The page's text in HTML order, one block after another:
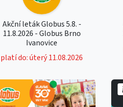
Akční leták Globus 5.8. -
11.8.2026 - Globus Brno
Ivanovice
platí do: úterý 11.08.2026